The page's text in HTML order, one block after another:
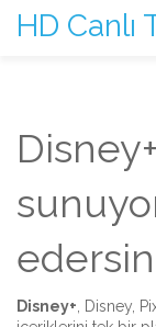
HD Canlı
Disney+
Disney,